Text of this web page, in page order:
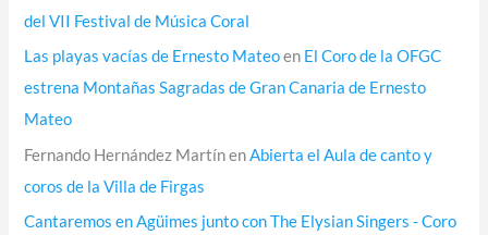
del VII Festival de Música Coral
Las playas vacías de Ernesto Mateoen El Coro de la OFGC
estrena Montañas Sagradas de Gran Canaria de Ernesto
Mateo
Fernando Hernández MartínenAbierta el Aula de canto y
coros de la Villa de Firgas
Cantaremos en Agüimes junto con The Elysian Singers - Coro